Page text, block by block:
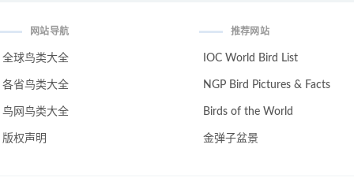
网站导航
全球鸟类大全
各省鸟类大全
鸟网鸟类大全
版权声明
推荐网站
IOC World Bird List
NGP Bird Pictures & Facts
Birds of the World
金弹子盆景